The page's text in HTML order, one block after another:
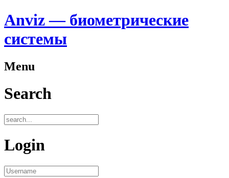
Anviz — биометрические
системы
Menu
Search
Login